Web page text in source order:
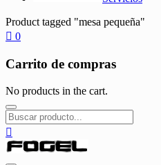
Product tagged "mesa pequeña"
0
Carrito de compras
No products in the cart.